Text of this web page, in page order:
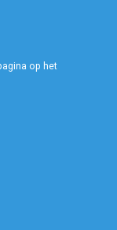
op het